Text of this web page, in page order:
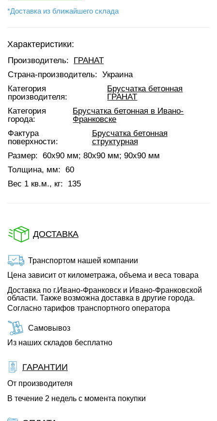
*Доставка из ближайшего склада
Характеристики:
Производитель:
ГРАНАТ
Страна-производитель: Украина
Категория
производителя:
Брусчатка бетонная
ГРАНАТ
Категория
города:
Брусчатка бетонная в Ивано-
Франковске
Фактура
поверхности:
Брусчатка бетонная
структурная
Размер: 60х90 мм; 80х90 мм; 90х90 мм
Толщина, мм: 60
Вес 1 кв.м., кг:
135
ДОСТАВКА
Транспортом нашей компании
Цена зависит от километража, объема и веса товара
Доставка по г.Ивано-Франковск и Ивано-Франковской
области. Также возможна доставка в другие города.
Согласно тарифов транспортного оператора
Самовывоз
Из наших складов бесплатно
ГАРАНТИИ
От производителя
В течение 2 недель с момента покупки